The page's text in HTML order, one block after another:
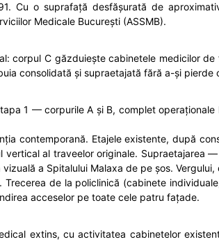
Cu o suprafață desfășurată de
Medicale București (ASSMB).
corpul C găzduiește cabinetele medicilor
consolidată și supraetajată fără a-și
1 — corpurile A și B, complet
contemporană. Etajele existente, după
vertical al traveelor originale.
a Spitalului Malaxa de pe șos.
de la policlinică (cabinete
acceselor pe toate cele patru fațade.
extins, cu activitatea cabinetelor